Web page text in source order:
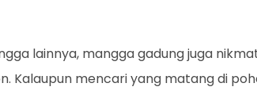
lainnya, mangga gadung juga
Kalaupun mencari yang matang di